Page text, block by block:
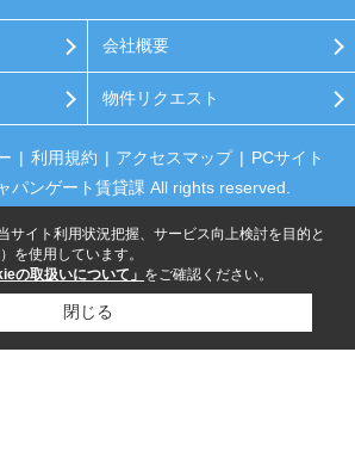
会社概要
物件リクエスト
利用規約 アクセスマップ
PCサイト
パンゲート賃貸課 All rights reserved.
サイト利用状況把握、サービス向上検討を目的と
を使用しています。
の取扱いについて」 をご確認ください。
閉じる